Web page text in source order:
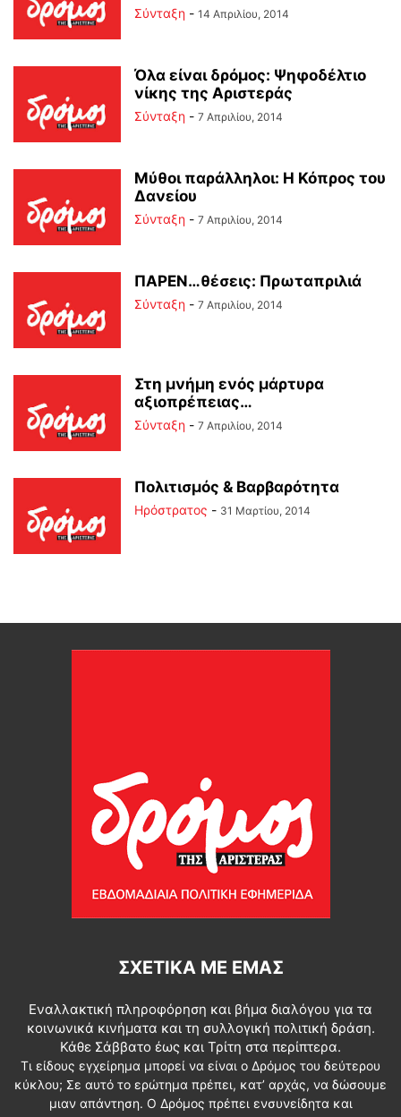
Σύνταξη - 14 Απριλίου, 2014
Όλα είναι δρόμος: Ψηφοδέλτιο
νίκης της Αριστεράς
Σύνταξη - 7 Απριλίου, 2014
Μύθοι παράλληλοι: Η Κόπρος του
Δανείου
Σύνταξη - 7 Απριλίου, 2014
ΠΑΡΕΝ…θέσεις: Πρωταπριλιά
Σύνταξη - 7 Απριλίου, 2014
Στη μνήμη ενός μάρτυρα
αξιοπρέπειας…
Σύνταξη - 7 Απριλίου, 2014
Πολιτισμός & Βαρβαρότητα
Ηρόστρατος - 31 Μαρτίου, 2014
ΣΧΕΤΙΚΆ ΜΕ ΕΜΆΣ
Εναλλακτική πληροφόρηση και βήμα διαλόγου για τα
κοινωνικά κινήματα και τη συλλογική πολιτική δράση.
Κάθε Σάββατο έως και Τρίτη στα περίπτερα.
Τι είδους εγχείρημα μπορεί να είναι ο Δρόμος του δεύτερου
κύκλου; Σε αυτό το ερώτημα πρέπει, κατ’ αρχάς, να δώσουμε
μιαν απάντηση. Ο Δρόμος πρέπει ενσυνείδητα και